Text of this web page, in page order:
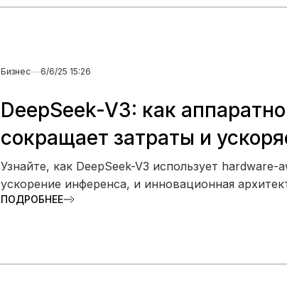
Бизнес 6/6/25 15:26
DeepSeek-V3: как
сокращает затраты и
Узнайте, как DeepSeek-V3 использует
ускорение инференса, и инновационная
ПОДРОБНЕЕ